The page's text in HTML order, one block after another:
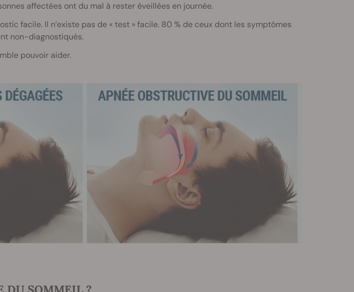
affectées ont du mal à rester éveillées en journée.
facile. Il n’existe pas de « test » facile. 80 % de ceux dont les symptômes
non-diagnostiqués.
pouvoir aider.